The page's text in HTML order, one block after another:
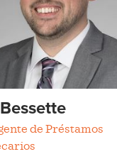
de Préstamos